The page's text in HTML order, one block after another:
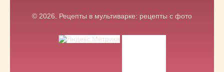
© 2026. Рецепты в мультиварке: рецепты с фото